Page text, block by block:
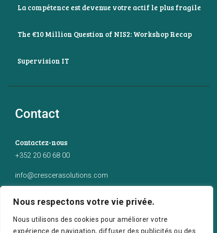
Nous respectons votre vie privée.
Nous utilisons des cookies pour améliorer votre
expérience de navigation, diffuser des publicités ou des
La compétence est devenue votre actif le plus fragile
The €10 Million Question of NIS2: Workshop Recap
Supervision IT
Contact
Contactez-nous
+352 20 60 68 00
info@crescerasolutions.com
50 route d’Esch (2ème étage), Luxembourg